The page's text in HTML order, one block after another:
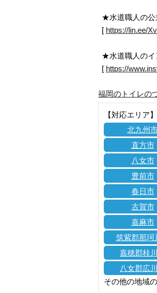
★水道職人の公
[ https://lin.ee/
★水道職人のイ
[ https://
福岡のトイレの
【対応エリア】
北九州
直方市
八女市
豊前市
春日市
古賀市
嘉麻市
筑紫郡那珂
嘉穂郡桂
八女郡広
その他の地域